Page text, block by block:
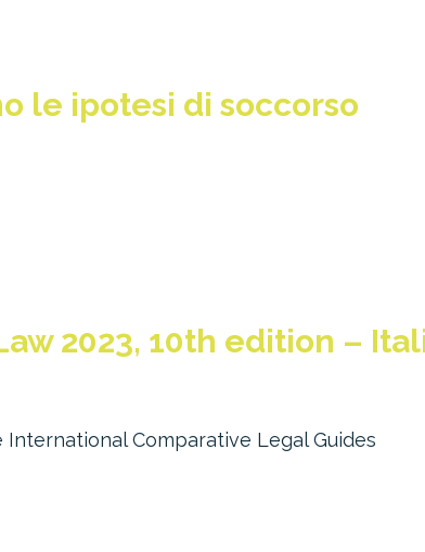
le ipotesi di soccorso
2023, 10th edition –
Comparative Legal Guides